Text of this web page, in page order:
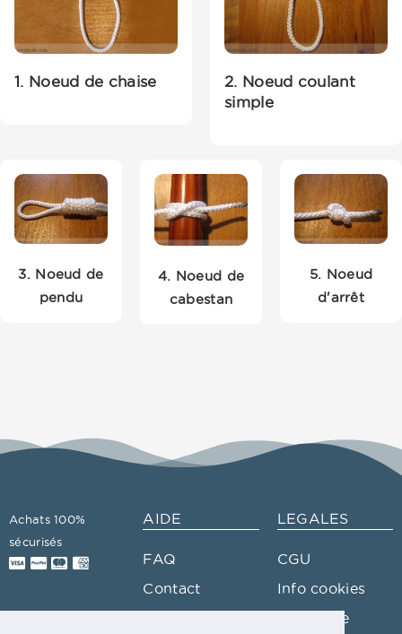
1. Noeud de chaise
2. Noeud coulant
simple
3. Noeud de
pendu
4. Noeud de
cabestan
5. Noeud
d'arrêt
Achats 100%
sécurisés
AIDE
FAQ
Contact
LEGALES
CGU
Info cookies
Vie privée